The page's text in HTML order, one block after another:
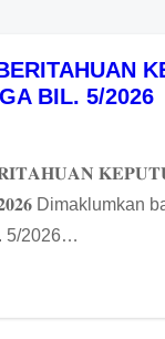
BIL. 5/2026
Dimaklumkan
5/2026…